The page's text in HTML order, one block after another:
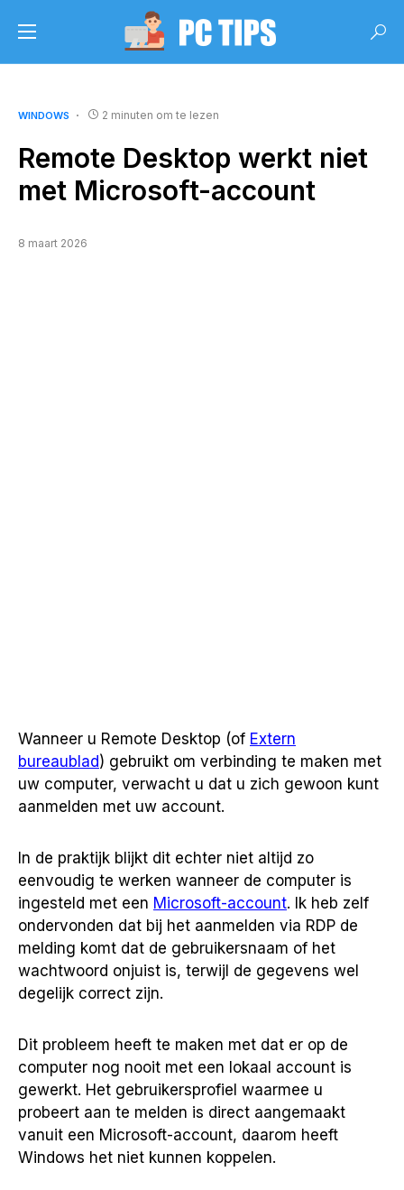
WINDOWS 2 minuten om te lezen
Remote Desktop werkt niet
met Microsoft-account
8 maart 2026
Wanneer u Remote Desktop (of Extern
bureaublad) gebruikt om verbinding te maken met
uw computer, verwacht u dat u zich gewoon kunt
aanmelden met uw account.
In de praktijk blijkt dit echter niet altijd zo
eenvoudig te werken wanneer de computer is
ingesteld met een Microsoft-account. Ik heb zelf
ondervonden dat bij het aanmelden via RDP de
melding komt dat de gebruikersnaam of het
wachtwoord onjuist is, terwijl de gegevens wel
degelijk correct zijn.
Dit probleem heeft te maken met dat er op de
computer nog nooit met een lokaal account is
gewerkt. Het gebruikersprofiel waarmee u
probeert aan te melden is direct aangemaakt
vanuit een Microsoft-account, daarom heeft
Windows het niet kunnen koppelen.